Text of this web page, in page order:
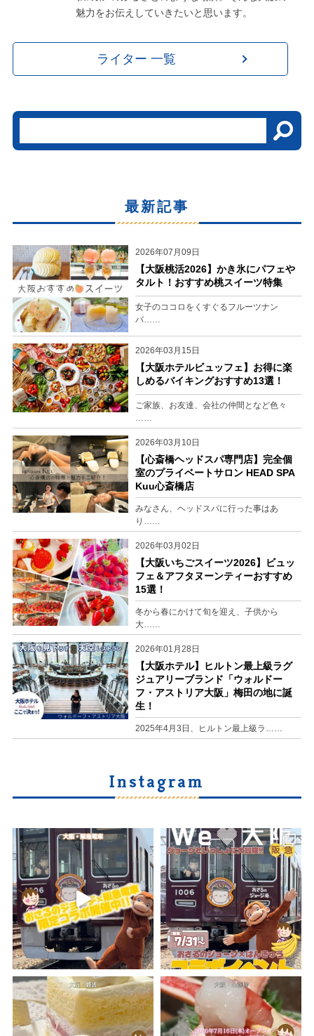
魅力をお伝えしていきたいと思います。
ライター 一覧
最新記事
2026年07月09日
【大阪桃活2026】かき氷にパフェや
タルト！おすすめ桃スイーツ特集
女子のココロをくすぐるフルーツナン
バ……
2026年03月15日
【大阪ホテルビュッフェ】お得に楽
しめるバイキングおすすめ13選！
ご家族、お友達、会社の仲間となど色々
……
2026年03月10日
【心斎橋ヘッドスパ専門店】完全個
室のプライベートサロン HEAD SPA
Kuu心斎橋店
みなさん、ヘッドスパに行った事はあ
り……
2026年03月02日
【大阪いちごスイーツ2026】ビュッ
フェ＆アフタヌーンティーおすすめ
15選！
冬から春にかけて旬を迎え、子供から
大……
2026年01月28日
【大阪ホテル】ヒルトン最上級ラグ
ジュアリーブランド「ウォルドー
フ・アストリア大阪」梅田の地に誕
生！
2025年4月3日、ヒルトン最上級ラ……
Instagram